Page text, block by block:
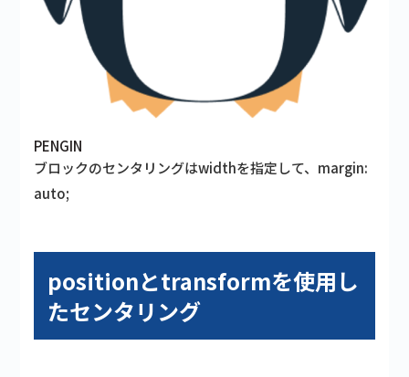
PENGIN
ブロックのセンタリングはwidthを指定して、margin:
auto;
positionとtransformを使用し
たセンタリング